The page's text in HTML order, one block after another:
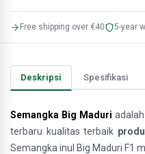
Free shipping over €40 5-year
Deskripsi Spesifikasi
Semangka Big Maduri
terbaru kualitas terbaik
Semangka inul Big Maduri F1